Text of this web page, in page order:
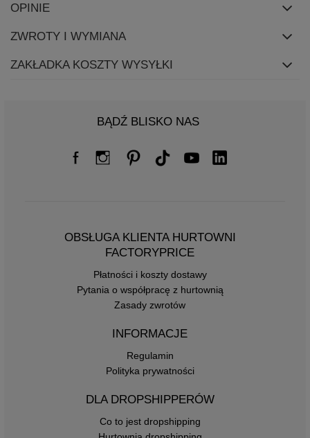
OPINIE
ZWROTY I WYMIANA
ZAKŁADKA KOSZTY WYSYŁKI
BĄDŹ BLISKO NAS
OBSŁUGA KLIENTA HURTOWNI
FACTORYPRICE
Płatności i koszty dostawy
Pytania o współpracę z hurtownią
Zasady zwrotów
INFORMACJE
Regulamin
Polityka prywatności
DLA DROPSHIPPERÓW
Co to jest dropshipping